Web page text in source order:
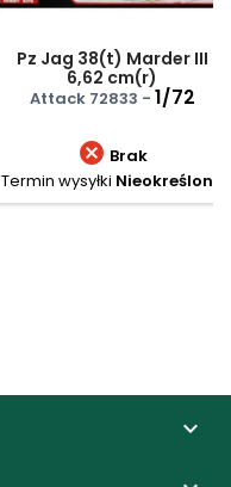
Pz Jag 38(t) Marder III
6,62 cm(r)
Attack 72833 - 1/72
 Brak
Termin wysyłki Nieokreślony
